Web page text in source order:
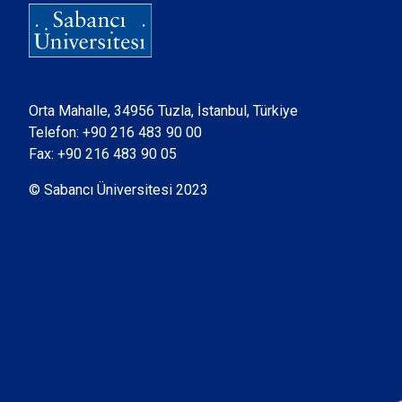
Orta Mahalle, 34956 Tuzla, İstanbul, Türkiye
Telefon: +90 216 483 90 00
Fax: +90 216 483 90 05
© Sabancı Üniversitesi 2023